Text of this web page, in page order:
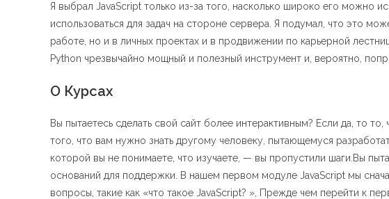
Я выбрал JavaScript только из-за того, насколько широко его можно
использоваться для задач на стороне сервера. Я подумал, что это
работе, но и в личных проектах и ​​в продвижении по карьерной
Python чрезвычайно мощный и полезный инструмент и, вероятно,
О Курсах
Вы пытаетесь сделать свой сайт более интерактивным? Если да, то
того, что вам нужно знать другому человеку, пытающемуся
которой вы не понимаете, что изучаете, — вы пропустили шаги.Вы
оснований для поддержки. В нашем первом модуле JavaScript мы
вопросы, такие как «что такое JavaScript? », Прежде чем перейти к